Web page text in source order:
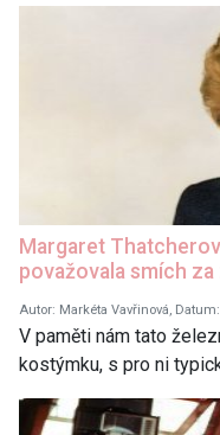
Margaret
považovala smích
Autor: Markéta Vavřinová,
V paměti nám tato
kostýmku, s pro ni